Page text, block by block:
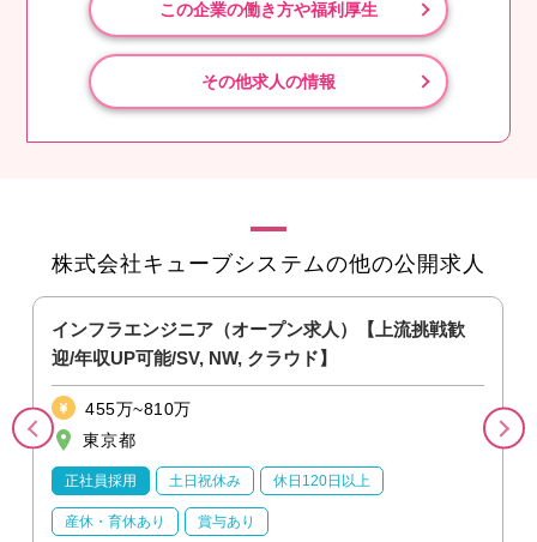
この企業の働き方や福利厚生
その他求人の情報
株式会社キューブシステムの他の公開求人
インフラエンジニア（オープン求人）【上流挑戦歓
迎/年収UP可能/SV, NW, クラウド】
455万~810万
東京都
正社員採用 土日祝休み 休日120日以上
産休・育休あり 賞与あり